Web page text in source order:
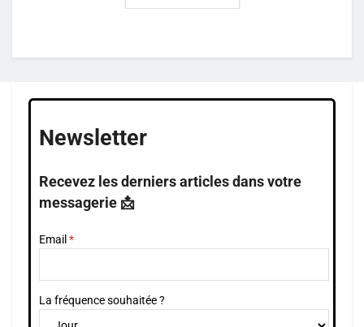
Newsletter
Recevez les derniers articles dans votre
messagerie 📩
Email
La fréquence souhaitée ?